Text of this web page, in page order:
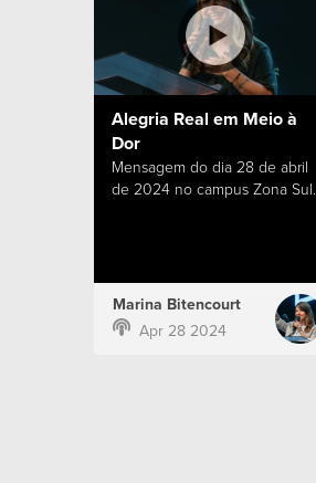
Alegria Real em Meio à
Dor
Mensagem do dia 28 de abril
de 2024 no campus Zona Sul.
Marina Bitencourt
Apr 28 2024